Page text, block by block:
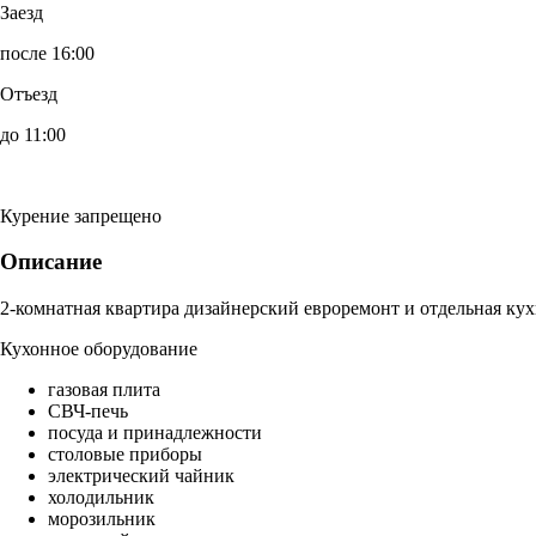
Заезд
после 16:00
Отъезд
до 11:00
Курение запрещено
Описание
2-комнатная квартира дизайнерский евроремонт и отдельная
Кухонное оборудование
газовая плита
СВЧ-печь
посуда и принадлежности
столовые приборы
электрический чайник
холодильник
морозильник